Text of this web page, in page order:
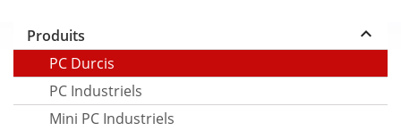
Produits keyboard_arrow_up
PC Durcis
PC Industriels
Mini PC Industriels